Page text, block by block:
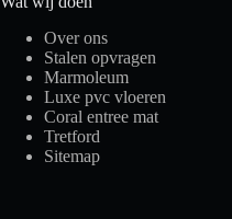
Over ons
Stalen opvragen
Marmoleum
Luxe pvc vloeren
Coral entree mat
Tretford
Sitemap